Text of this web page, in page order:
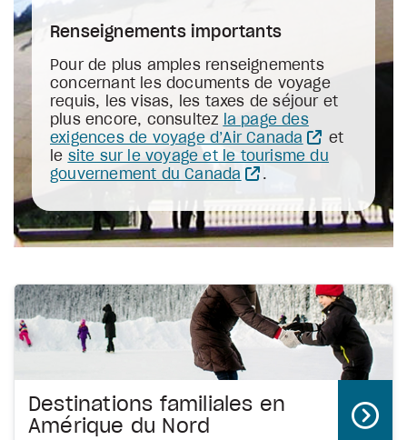
Renseignements importants
Pour de plus amples renseignements
concernant les documents de voyage
requis, les visas, les taxes de séjour et
plus encore, consultez
la page des
exigences de voyage d’Air Canada
et
le site sur le voyage et le tourisme du
gouvernement du Canada
.
Destinations familiales en
Amérique du Nord